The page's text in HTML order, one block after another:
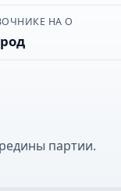
НА О
партии.